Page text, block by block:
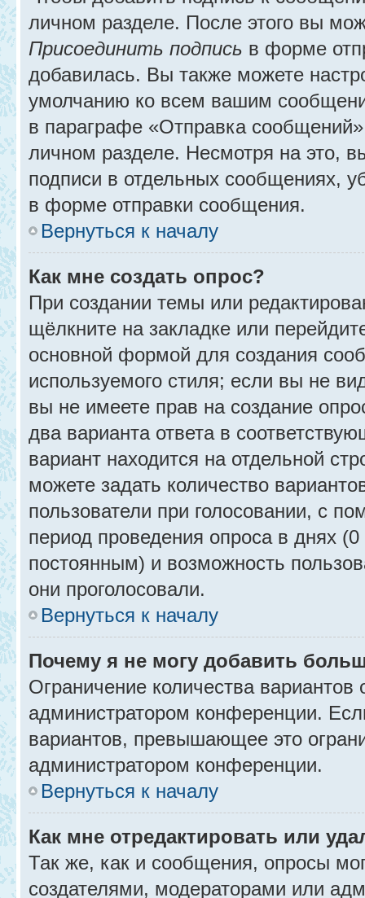
личном разделе. После этого вы
Присоединить подпись в форме
добавилась. Вы также можете
умолчанию ко всем вашим
в параграфе «Отправка
личном разделе. Несмотря на это,
подписи в отдельных сообщениях,
в форме отправки сообщения.
Вернуться к началу
Как мне создать опрос?
При создании темы или
щёлкните на закладке или
основной формой для создания
используемого стиля; если вы не
вы не имеете прав на создание
два варианта ответа в
вариант находится на отдельной
можете задать количество
пользователи при голосовании, с
период проведения опроса в днях (0
постоянным) и возможность
они проголосовали.
Вернуться к началу
Почему я не могу добавить
Ограничение количества вариантов
администратором конференции.
вариантов, превышающее это
администратором конференции.
Вернуться к началу
Как мне отредактировать или
Так же, как и сообщения, опросы
создателями, модераторами или